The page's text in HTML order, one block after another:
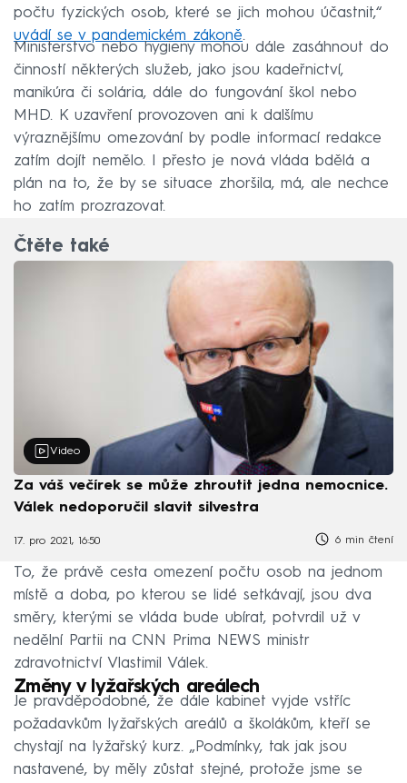
počtu fyzických osob, které se jich mohou účastnit,“
uvádí se v pandemickém zákoně.
Ministerstvo nebo hygieny mohou dále zasáhnout do
činností některých služeb, jako jsou kadeřnictví,
manikúra či solária, dále do fungování škol nebo
MHD. K uzavření provozoven ani k dalšímu
výraznějšímu omezování by podle informací redakce
zatím dojít nemělo. I přesto je nová vláda bdělá a
plán na to, že by se situace zhoršila, má, ale nechce
ho zatím prozrazovat.
Čtěte také
Video
Za váš večírek se může zhroutit jedna nemocnice.
Válek nedoporučil slavit silvestra
17. pro 2021, 16:50 6 min čtení
To, že právě cesta omezení počtu osob na jednom
místě a doba, po kterou se lidé setkávají, jsou dva
směry, kterými se vláda bude ubírat, potvrdil už v
nedělní Partii na CNN Prima NEWS ministr
zdravotnictví Vlastimil Válek.
Změny v lyžařských areálech
Je pravděpodobné, že dále kabinet vyjde vstříc
požadavkům lyžařských areálů a školákům, kteří se
chystají na lyžařský kurz. „Podmínky, tak jak jsou
nastavené, by měly zůstat stejné, protože jsme se